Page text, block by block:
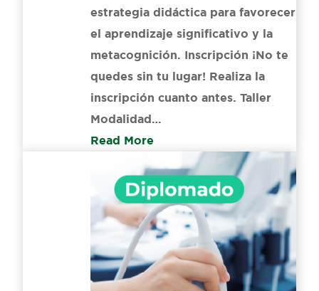
estrategia didáctica para favorecer
el aprendizaje significativo y la
metacognición. Inscripción ¡No te
quedes sin tu lugar! Realiza la
inscripción cuanto antes. Taller
Modalidad…
Read More